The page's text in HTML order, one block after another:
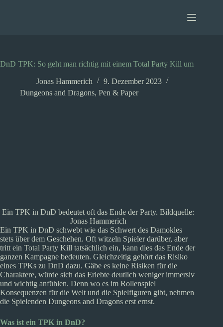
DnD TPK: So geht man richtig mit einem Total Party Kill um
Jonas Hammerich
9. Dezember 2023
Dungeons and Dragons, Pen & Paper
Ein TPK in DnD bedeutet oft das Ende der Party. Bildquelle:
Jonas Hammerich
Ein TPK in DnD schwebt wie das Schwert des Damokles
stets über dem Geschehen. Oft witzeln Spieler darüber, aber
tritt ein Total Party Kill tatsächlich ein, kann dies das Ende der
ganzen Kampagne bedeuten. Gleichzeitig gehört das Risiko
eines TPKs zu DnD dazu. Gäbe es keine Risiken für die
Charaktere, würde sich das Erlebte deutlich weniger immersiv
und wichtig anfühlen. Denn wo es im Rollenspiel
Konsequenzen für die Welt und die Spielfiguren gibt, nehmen
die Spielenden Dungeons and Dragons erst ernst.
Was ist ein TPK in DnD?